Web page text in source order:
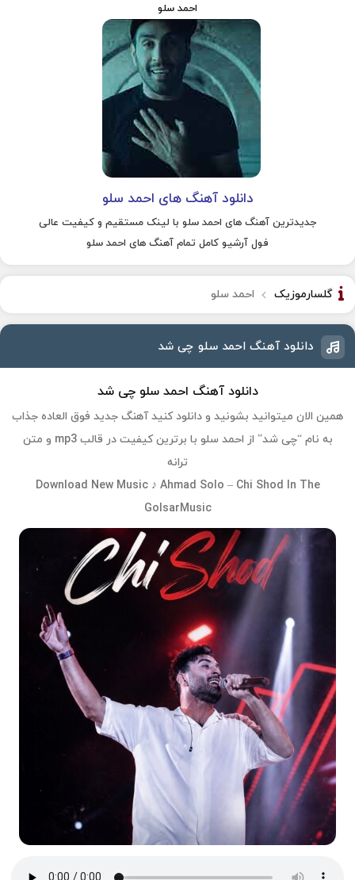
احمد سلو
دانلود آهنگ های احمد سلو
جدیدترین آهنگ های احمد سلو با لینک مستقیم و کیفیت عالی
فول آرشیو کامل تمام آهنگ های احمد سلو
گلسارموزیک احمد سلو
دانلود آهنگ احمد سلو چی شد
دانلود آهنگ احمد سلو چی شد
همین الان میتوانید بشونید و دانلود کنید آهنگ جدید فوق العاده جذاب
به نام “چی شد” از احمد سلو با برترین کیفیت در قالب mp3 و متن
ترانه
Download New Music ♪ Ahmad Solo – Chi Shod In The
GolsarMusic